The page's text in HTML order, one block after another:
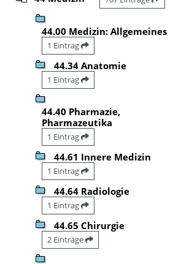
44.00 Medizin: Allgemeines
1 Eintrag
44.34 Anatomie
1 Eintrag
44.40 Pharmazie,
Pharmazeutika
1 Eintrag
44.61 Innere Medizin
1 Eintrag
44.64 Radiologie
1 Eintrag
44.65 Chirurgie
2 Einträge